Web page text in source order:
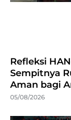
Refleksi
Sempitnya
Aman bagi
05/08/2026